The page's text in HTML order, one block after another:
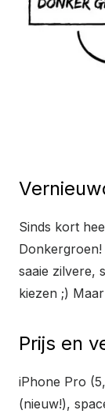
Sinds kort
saaie zilvere,
kiezen ;)
Prijs en
iPhone Pro
(nieuw!),